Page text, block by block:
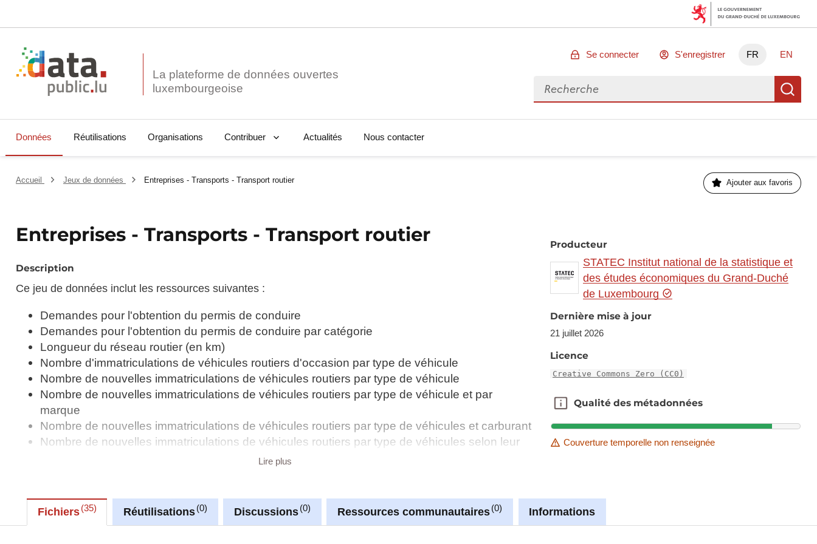
La plateforme de données ouvertes
Se connecter S'enregistrer FR EN
Rechercher des données
Données Réutilisations Organisations Contribuer Actualités Nous contacter
Accueil Jeux de données Entreprises - Transports - Transport routier Ajouter aux favoris
Entreprises - Transports - Transport routier
Description
Ce jeu de données inclut les ressources suivantes :
Demandes pour l'obtention du permis de conduire
Demandes pour l'obtention du permis de conduire par catégorie
Longueur du réseau routier (en km)
Nombre d'immatriculations de véhicules routiers d'occasion par type de véhicule
Nombre de nouvelles immatriculations de véhicules routiers par type de véhicule
Nombre de nouvelles immatriculations de véhicules routiers par type de véhicule et par
marque
Nombre de nouvelles immatriculations de véhicules routiers par type de véhicules et carburant
Nombre de nouvelles immatriculations de véhicules routiers par type de véhicules selon leur
Résultats des examens pour l'obtention du permis de conduire
Stock de camions et camionnettes par masse propre
Lire plus
Producteur
STATEC Institut national de la statistique et
des études économiques du Grand-Duché
de Luxembourg
Dernière mise à jour
21 juillet 2026
Licence
Creative Commons Zero (CC0)
Qualité des métadonnées
Qualité des métadonnées
Couverture temporelle non renseignée
Fichiers 35 Réutilisations 0 Discussions 0 Ressources communautaires 0 Informations